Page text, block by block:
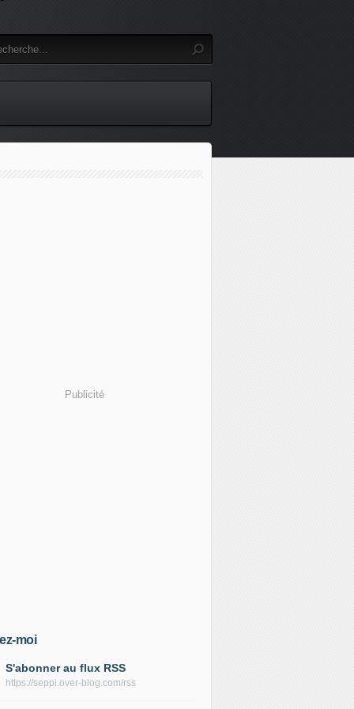
Publicité
moi
S'abonner au flux RSS
https://seppi.over-blog.com/rss